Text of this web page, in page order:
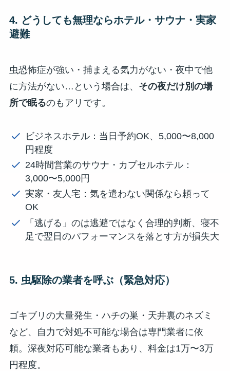
4. どうしても無理ならホテル・サウナ・実家
避難
虫恐怖症が強い・捕まえる気力がない・夜中で他
に方法がない…という場合は、 その夜だけ別の場
所で眠るのもアリです。
ビジネスホテル：当日予約OK、5,000〜8,000
円程度
24時間営業のサウナ・カプセルホテル：
3,000〜5,000円
実家・友人宅：気を遣わない関係なら頼って
OK
「逃げる」のは逃避ではなく合理的判断、寝不
足で翌日のパフォーマンスを落とす方が損失大
5. 虫駆除の業者を呼ぶ（緊急対応）
ゴキブリの大量発生・ハチの巣・天井裏のネズミ
など、自力で対処不可能な場合は専門業者に依
頼。深夜対応可能な業者もあり、料金は1万〜3万
円程度。